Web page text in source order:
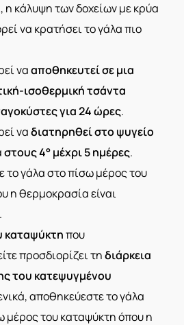
η κάλυψη των δοχείων με κρύα
να κρατήσει το γάλα πιο
νααποθηκευτεί σε μια
ισοθερμική τσάντα
για 24 ώρες.
ναδιατηρηθεί στο ψυγείο
στους 4° μέχρι 5 ημέρες.
το γάλα στο πίσω μέρος του
η θερμοκρασία είναι
καταψύκτηπου
προσδιορίζει τηδιάρκεια
του κατεψυγμένου
αποθηκεύεστε το γάλα
μέρος του καταψύκτη όπου η